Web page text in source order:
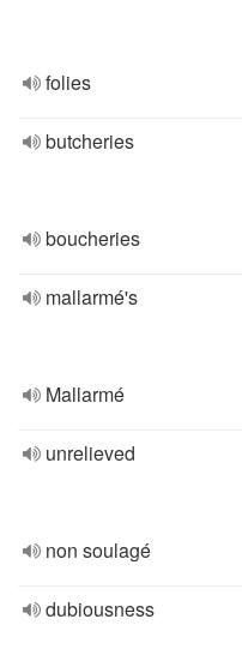
folies
butcheries
boucheries
mallarmé's
Mallarmé
unrelieved
non soulagé
dubiousness